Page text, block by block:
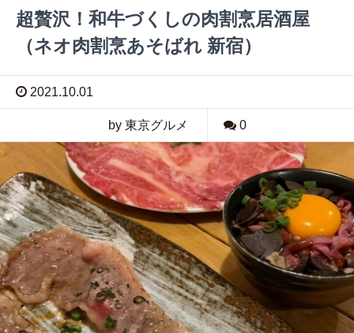
超贅沢！和牛づくしの肉割烹居酒屋
（ネオ肉割烹あそばれ 新宿）
2021.10.01
by 東京グルメ 0